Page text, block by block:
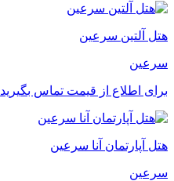
هتل آلتین سرعین
سرعین
برای اطلاع از قیمت تماس بگیرید
هتل آپارتمان آنا سرعین
سرعین